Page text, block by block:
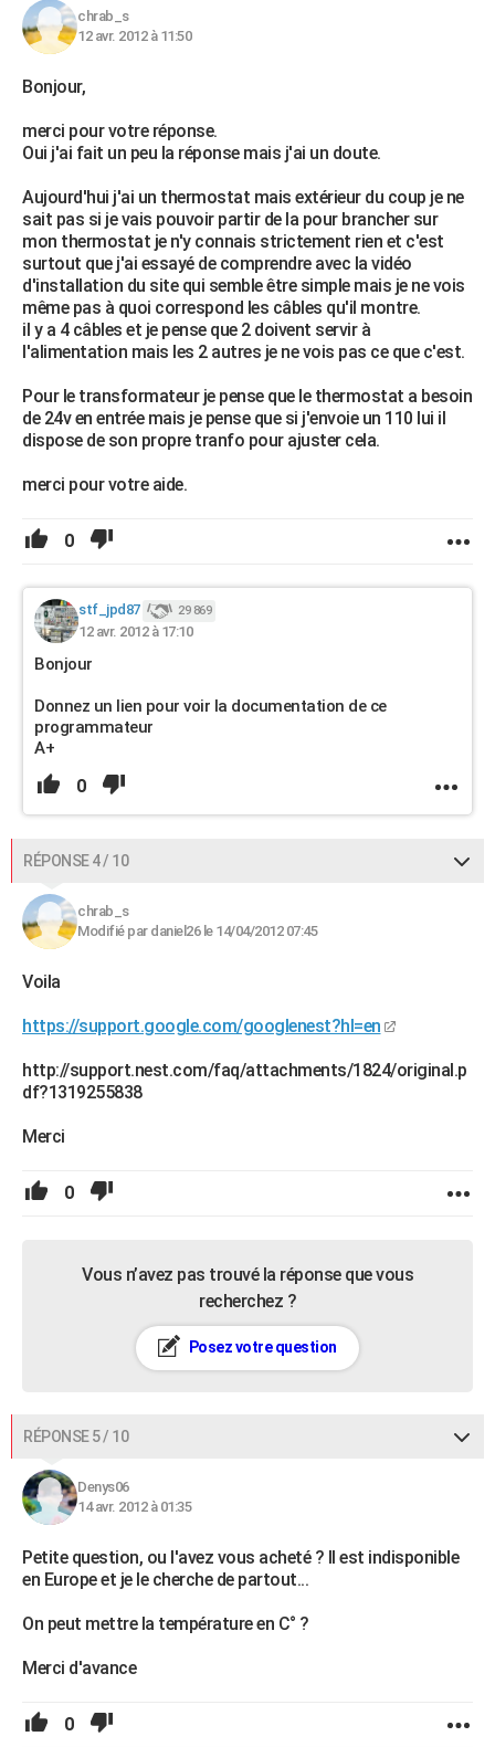
chrab_s
12 avr. 2012 à 11:50
Bonjour,
merci pour votre réponse.
Oui j'ai fait un peu la réponse mais j'ai un doute.
Aujourd'hui j'ai un thermostat mais extérieur du coup je ne
sait pas si je vais pouvoir partir de la pour brancher sur
mon thermostat je n'y connais strictement rien et c'est
surtout que j'ai essayé de comprendre avec la vidéo
d'installation du site qui semble être simple mais je ne vois
même pas à quoi correspond les câbles qu'il montre.
il y a 4 câbles et je pense que 2 doivent servir à
l'alimentation mais les 2 autres je ne vois pas ce que c'est.
Pour le transformateur je pense que le thermostat a besoin
de 24v en entrée mais je pense que si j'envoie un 110 lui il
dispose de son propre tranfo pour ajuster cela.
merci pour votre aide.
0
stf_jpd87 29 869
12 avr. 2012 à 17:10
Bonjour
Donnez un lien pour voir la documentation de ce
programmateur
A+
0
RÉPONSE 4 / 10
chrab_s
Modifié par daniel26 le 14/04/2012 07:45
Voila
https://support.google.com/googlenest?hl=en
http://support.nest.com/faq/attachments/1824/original.p
df?1319255838
Merci
0
Vous n’avez pas trouvé la réponse que vous
recherchez ?
Posez votre question
RÉPONSE 5 / 10
Denys06
14 avr. 2012 à 01:35
Petite question, ou l'avez vous acheté ? Il est indisponible
en Europe et je le cherche de partout...
On peut mettre la température en C° ?
Merci d'avance
0